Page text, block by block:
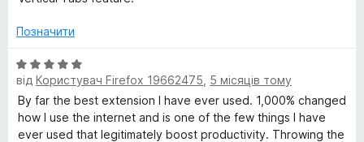
Позначити
О
ц
н
к
від Користувач Firefox 19662475 5 місяців тому
By far the best extension I have ever used. 1,000% changed
how I use the internet and is one of the few things I have
ever used that legitimately boost productivity. Throwing the